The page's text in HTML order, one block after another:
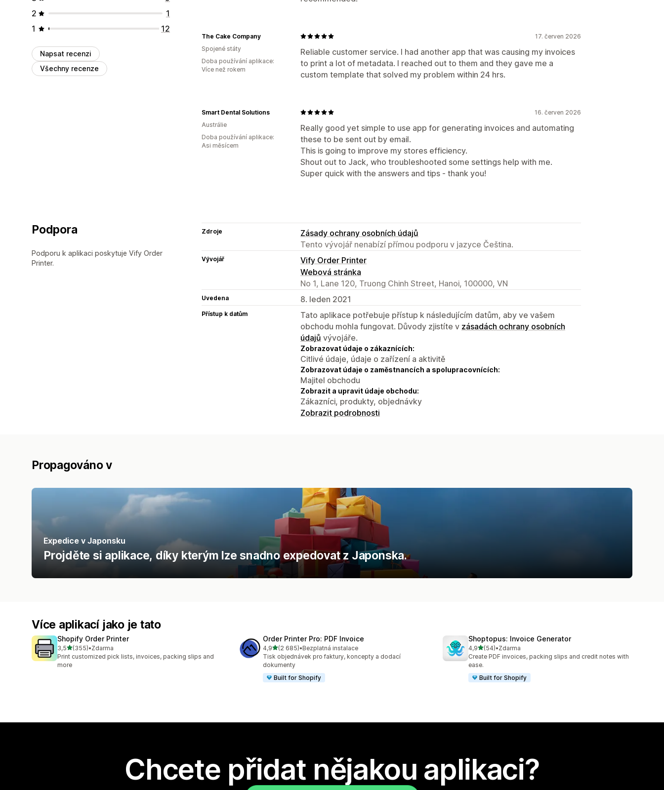
2
1
1
12
Napsat recenzi
Všechny recenze
17. červen 2026
Reliable customer service. I had another app that was causing my invoices
to print a lot of metadata. I reached out to them and they gave me a
custom template that solved my problem within 24 hrs.
The Cake Company
Spojené státy
Doba používání aplikace:
Více než rokem
16. červen 2026
Really good yet simple to use app for generating invoices and automating
these to be sent out by email.
This is going to improve my stores efficiency.
Shout out to Jack, who troubleshooted some settings help with me.
Super quick with the answers and tips - thank you!
Smart Dental Solutions
Austrálie
Doba používání aplikace:
Asi měsícem
Podpora
Podporu k aplikaci poskytuje Vify Order
Printer.
Zdroje
Zásady ochrany osobních údajů
Tento vývojář nenabízí přímou podporu v jazyce Čeština.
Vývojář
Vify Order Printer
Webová stránka
No 1, Lane 120, Truong Chinh Street, Hanoi, 100000, VN
Uvedena 8. leden 2021
Přístup k datům
Tato aplikace potřebuje přístup k následujícím datům, aby ve vašem
obchodu mohla fungovat. Důvody zjistíte v zásadách ochrany osobních
údajů vývojáře.
Zobrazovat údaje o zákaznících:
Citlivé údaje, údaje o zařízení a aktivitě
Zobrazovat údaje o zaměstnancích a spolupracovnících:
Majitel obchodu
Zobrazit a upravit údaje obchodu:
Zákazníci, produkty, objednávky
Zobrazit podrobnosti
Propagováno v
Expedice v Japonsku
Projděte si aplikace, díky kterým lze snadno expedovat z Japonska.
Více aplikací jako je tato
Shopify Order Printer
3,5z 5 hvězd
(355)
Celkový počet recenzí: 355
•Zdarma
Print customized pick lists, invoices, packing slips and
more
Order Printer Pro: PDF Invoice
4,9z 5 hvězd
(2 685)
Celkový počet recenzí: 2685
•Bezplatná instalace
Tisk objednávek pro faktury, koncepty a dodací
dokumenty
Built for Shopify
Shoptopus: Invoice Generator
4,9z 5 hvězd
(54)
Celkový počet recenzí: 54
•Zdarma
Create PDF invoices, packing slips and credit notes with
ease.
Built for Shopify
Chcete přidat nějakou aplikaci?